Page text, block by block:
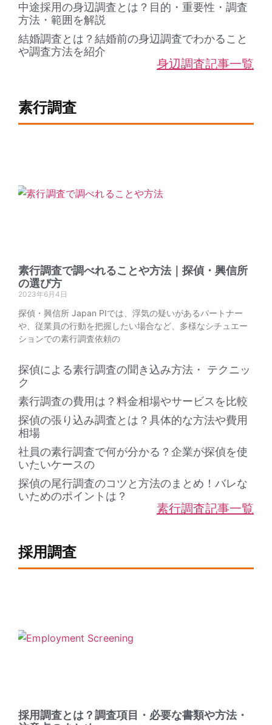
中途採用の身辺調査とは？目的・重要性・調査
方法・範囲を解説
結婚調査とは？結婚前の身辺調査でわかること
や調査方法を紹介
身辺調査記事一覧
素行調査
素行調査で調べれることや方法｜探偵・興信所
の選び方
2023年6月4日
探偵・興信所 Japan PIでは、浮気の疑いがあるパートナー
や、従業員の行動を把握したい場合など、多様なシチュエー
ションでの素行調査依頼の
探偵による素行調査の聞き込み方法・ テクニッ
ク
素行調査の費用は？料金相場やサービスを比較
探偵の張り込み調査とは？具体的な方法や費用
相場
社員の素行調査で何が分かる？企業が探偵を使
いたいケースの
探偵の尾行調査のコツと方法のまとめ！バレな
いためのポイントは？
素行調査記事一覧
採用調査
採用調査とは？調査項目・必要な書類や方法・